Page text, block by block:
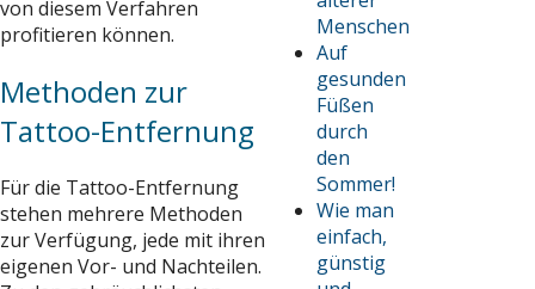
Menschen
Auf
gesunden
Füßen
durch
den
Sommer!
Wie man
einfach,
günstig
von diesem Verfahren
profitieren können.
Methoden zur
Tattoo-Entfernung
Für die Tattoo-Entfernung
stehen mehrere Methoden
zur Verfügung, jede mit ihren
eigenen Vor- und Nachteilen.